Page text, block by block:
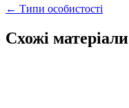
← Типи особистості
Схожі матеріали